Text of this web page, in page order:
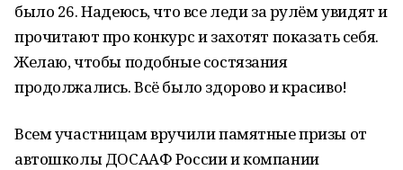
было 26. Надеюсь, что все леди за рулём увидят и
прочитают про конкурс и захотят показать себя.
Желаю, чтобы подобные состязания
продолжались. Всё было здорово и красиво!
Всем участницам вручили памятные призы от
автошколы ДОСААФ России и компании